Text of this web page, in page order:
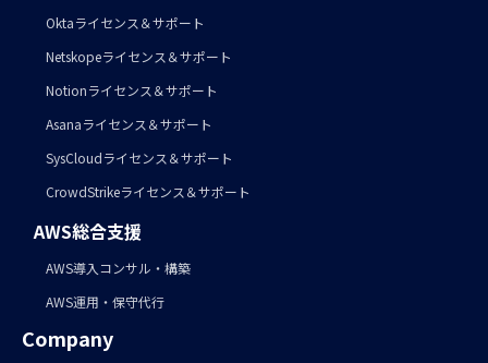
Oktaライセンス＆サポート
Netskopeライセンス＆サポート
Notionライセンス＆サポート
Asanaライセンス＆サポート
SysCloudライセンス＆サポート
CrowdStrikeライセンス＆サポート
AWS総合支援
AWS導入コンサル・構築
AWS運用・保守代行
Company